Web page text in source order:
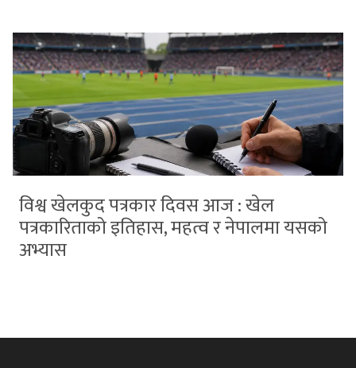
विश्व खेलकुद पत्रकार दिवस आज : खेल
पत्रकारिताको इतिहास, महत्व र नेपालमा यसको
अभ्यास